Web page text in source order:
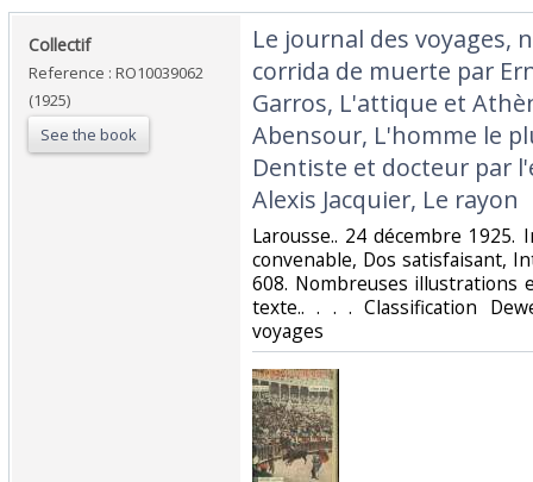
‎Collectif‎
Reference : RO10039062
(1925)
See the book
‎Le journal des voyages,
corrida de muerte par
Garros, L'attique et
Abensour, L'homme le
Dentiste et docteur par
Alexis Jacquier, Le rayon‎
‎Larousse.. 24 décembre 1925.
convenable, Dos satisfaisant,
608. Nombreuses
texte.. . . . Classification
voyages‎